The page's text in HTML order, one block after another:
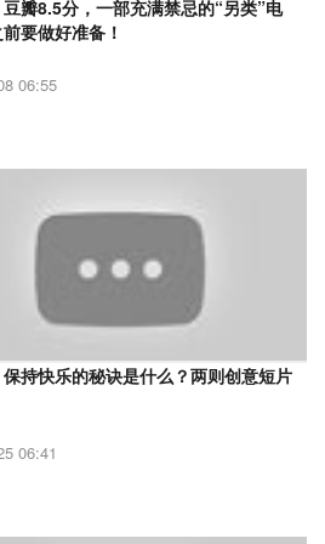
豆瓣8.5分，一部充满禁忌的“另类”电
要做好准备！
06:55
保持快乐的秘诀是什么？两则创意短片
06:41